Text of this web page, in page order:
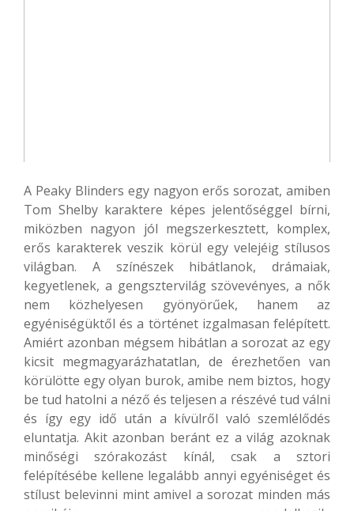
A Peaky Blinders egy nagyon erős sorozat, amiben
Tom Shelby karaktere képes jelentőséggel bírni,
miközben nagyon jól megszerkesztett, komplex,
erős karakterek veszik körül egy velejéig stílusos
világban. A színészek hibátlanok, drámaiak,
kegyetlenek, a gengsztervilág szövevényes, a nők
nem közhelyesen gyönyörűek, hanem az
egyéniségüktől és a történet izgalmasan felépített.
Amiért azonban mégsem hibátlan a sorozat az egy
kicsit megmagyarázhatatlan, de érezhetően van
körülötte egy olyan burok, amibe nem biztos, hogy
be tud hatolni a néző és teljesen a részévé tud válni
és így egy idő után a kívülről való szemlélődés
eluntatja. Akit azonban beránt ez a világ azoknak
minőségi szórakozást kínál, csak a sztori
felépítésébe kellene legalább annyi egyéniséget és
stílust belevinni mint amivel a sorozat minden más